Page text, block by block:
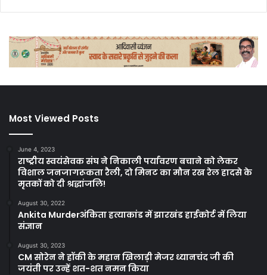
Most Viewed Posts
June 4, 2023
राष्ट्रीय स्वयंसेवक संघ ने निकाली पर्यावरण बचाने को लेकर
विशाल जनजागरूकता रैली, दो मिनट का मौन रख रेल हादसे के
मृतकों को दी श्रद्धांजलि!
August 30, 2022
Ankita Murderअंकिता हत्याकांड में झारखंड हाईकोर्ट में लिया
संज्ञान
August 30, 2023
CM सोरेन ने हॉकी के महान खिलाड़ी मेजर ध्यानचंद जी की
जयंती पर उन्हें शत-शत नमन किया